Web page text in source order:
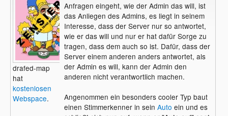
drafed-map
hat
kostenlosen
Webspace.
Anfragen eingeht, wie der Admin das will, ist
das Anliegen des Admins, es liegt in seinem
Interesse, dass der Server nur so antwortet,
wie er das will und nur er hat dafür Sorge zu
tragen, dass dem auch so ist. Dafür, dass der
Server einem anderen anders antwortet, als
der Admin es will, kann der Admin den
anderen nicht verantwortlich machen.
Angenommen ein besonders cooler Typ baut
einen Stimmerkenner in sein Auto ein und es